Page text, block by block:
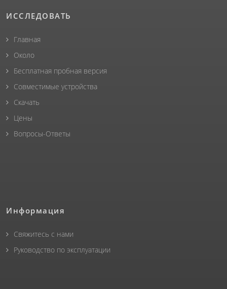
ИССЛЕДОВАТЬ
Главная
Около
Бесплатная пробная версия
Совместимые устройства
Скачать
Цены
Вопросы-Ответы
Информация
Свяжитесь с нами
Руководство по эксплуатации